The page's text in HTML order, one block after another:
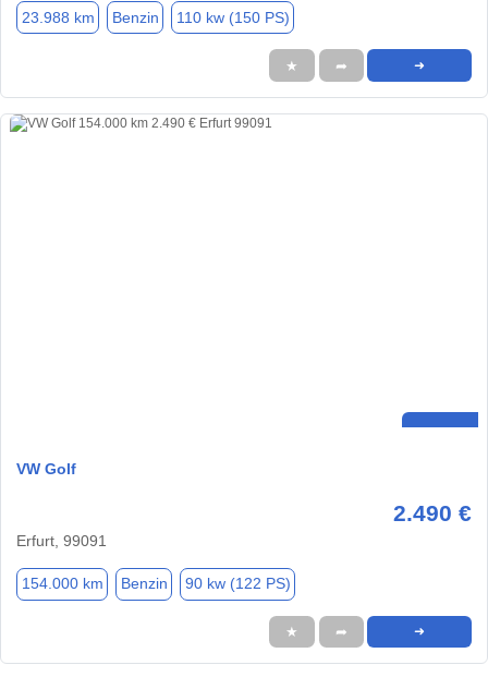
23.988 km Benzin 110 kw (150 PS)
★ ➦ ➜
VW Golf
2.490 €
Erfurt, 99091
154.000 km Benzin 90 kw (122 PS)
★ ➦ ➜